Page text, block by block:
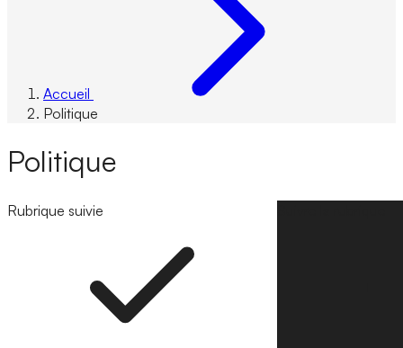
Accueil
Politique
Politique
Rubrique suivie